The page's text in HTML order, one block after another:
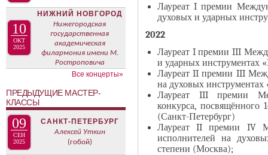
И
С
л
к
а
)
Лауреат I премии
духовых и ударных
2022
Лауреат I премии III
и ударных инструментах
Лауреат II премии III
на духовых
Лауреат III премии
конкурса,
(Санкт-Петербург)
Лауреат II премии IV
исполнителей на
степени (Москва);
10
ОКТ
2025
НИЖНИЙ НОВГОРОД
Нижегородская
государственная
академическая
филармония имени М.
Ростроповича
Все концерты»
ПРЕДЫДУЩИЕ МАСТЕР-
КЛАССЫ
09
СЕН
2025
САНКТ-ПЕТЕРБУРГ
Алексей Уткин
(гобой)